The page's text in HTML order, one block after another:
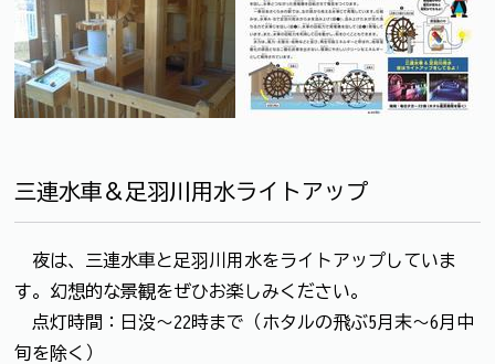
三連水車＆足羽川用水ライトアップ
夜は、三連水車と足羽川用水をライトアップしていま
す。幻想的な景観をぜひお楽しみください。
点灯時間：日没～22時まで（ホタルの飛ぶ5月末～6月中
旬を除く）